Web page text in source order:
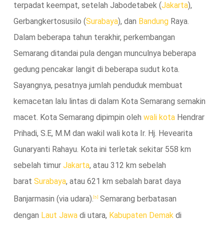
terpadat keempat, setelah Jabodetabek (Jakarta),
Gerbangkertosusilo (Surabaya), dan BandungRaya.
Dalam beberapa tahun terakhir, perkembangan
Semarang ditandai pula dengan munculnya beberapa
gedung pencakar langit di beberapa sudut kota.
Sayangnya, pesatnya jumlah penduduk membuat
kemacetan lalu lintas di dalam Kota Semarang semakin
macet. Kota Semarang dipimpin oleh wali kotaHendrar
Prihadi, S.E, M.M dan wakil wali kota Ir. Hj. Hevearita
Gunaryanti Rahayu. Kota ini terletak sekitar 558 km
sebelah timur Jakarta, atau 312 km sebelah
barat Surabaya, atau 621 km sebalah barat daya
Banjarmasin (via udara). [5] Semarang berbatasan
dengan Laut Jawadi utara, Kabupaten Demak di